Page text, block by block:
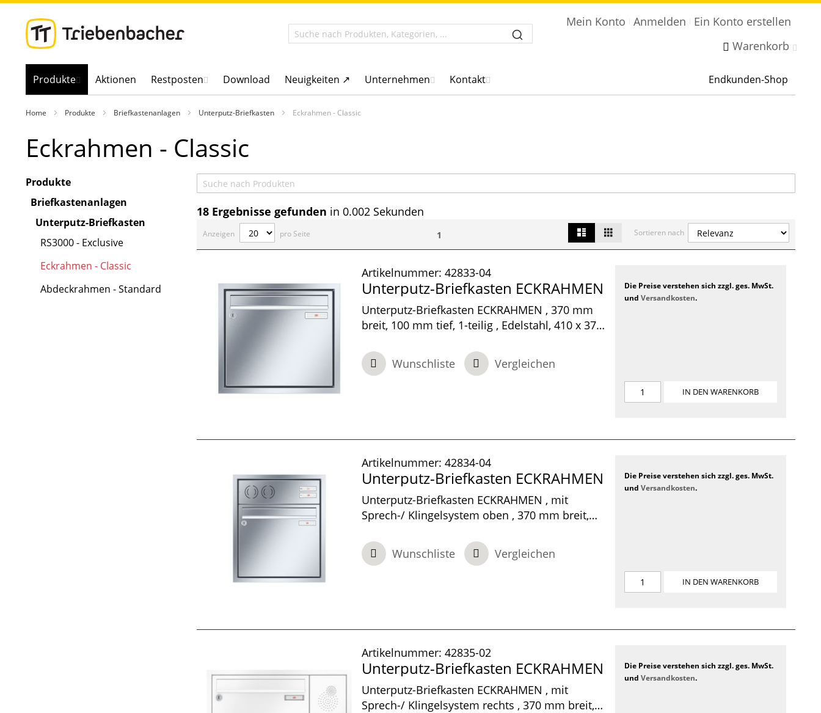
Direkt
zum
Inhalt
Mein Konto Anmelden
Ein Konto erstellen
Warenkorb
Produkte Aktionen Restposten Download Neuigkeiten ↗ Unternehmen Kontakt Endkunden-Shop
Home Produkte Briefkastenanlagen Unterputz-Briefkasten Eckrahmen - Classic
Eckrahmen - Classic
Produkte
Briefkastenanlagen
Unterputz-Briefkasten
RS3000 - Exclusive
Eckrahmen - Classic
Abdeckrahmen - Standard
18Ergebnisse gefunden in 0.002 Sekunden
Anzeigen pro Seite Sortieren nach
1
Ansicht
als
Artikelnummer: 42833-04
Unterputz-Briefkasten ECKRAHMEN
Unterputz-Briefkasten ECKRAHMEN , 370 mm
breit, 100 mm tief, 1-teilig , Edelstahl, 410 x 370
Wunschliste
Vergleichen
Die Preise verstehen sich zzgl. ges. MwSt.
undVersandkosten.
IN DEN WARENKORB
Artikelnummer: 42834-04
Unterputz-Briefkasten ECKRAHMEN
Unterputz-Briefkasten ECKRAHMEN , mit
Sprech-/ Klingelsystem oben , 370 mm breit,
mm
Wunschliste Vergleichen
Die Preise verstehen sich zzgl. ges. MwSt.
undVersandkosten.
IN DEN WARENKORB
Artikelnummer: 42835-02
Unterputz-Briefkasten ECKRAHMEN
Unterputz-Briefkasten ECKRAHMEN , mit
Sprech-/ Klingelsystem rechts , 370 mm breit,
Die Preise verstehen sich zzgl. ges. MwSt.
undVersandkosten.